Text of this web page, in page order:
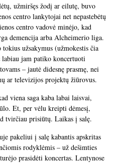
užmiršęs žodį ar eilutę, buvo
centro lankytojai net nepastebėtų
centro vadovė minėjo, kad
demencija arba Alcheimerio liga.
užsakymus (užmokestis čia
jam patiko koncertuoti
– jautė didesnę prasmę, nei
ar televizijos projektų žiūrovus.
viena saga kaba labai laisvai,
Et, per vėlu kreipti dėmesį,
tvirčiau prisiūtų. Laikas į salę.
pakeliui į salę kabantis apskritas
rodyklėmis – už dešimties
prasidėti koncertas. Lentynose